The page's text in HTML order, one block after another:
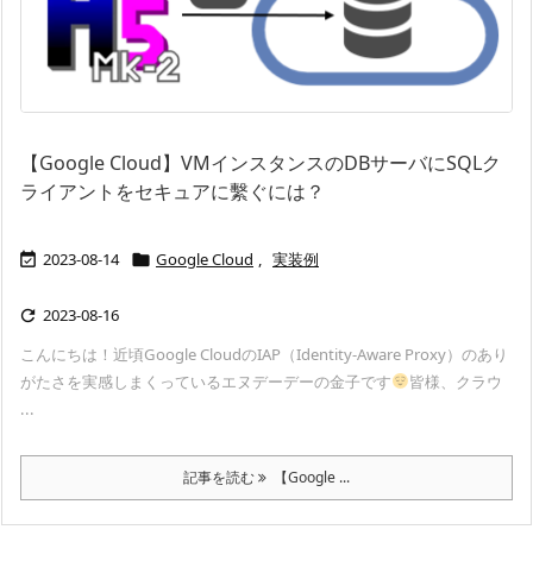
【Google Cloud】VMインスタンスのDBサーバにSQLク
ライアントをセキュアに繫ぐには？
 2023-08-14  Google Cloud , 実装例
 2023-08-16
こんにちは！近頃Google CloudのIAP（Identity-Aware Proxy）のあり
がたさを実感しまくっているエヌデーデーの金子です
皆様、クラウ
...
記事を読む 【Google ...